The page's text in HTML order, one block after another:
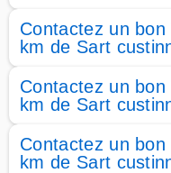
Contactez un
km de Sart
Contactez un
km de Sart
Contactez un
km de Sart